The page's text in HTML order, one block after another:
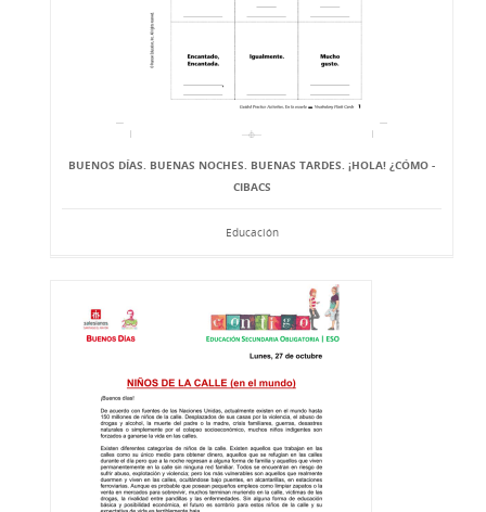
BUENOS DÍAS. BUENAS NOCHES. BUENAS TARDES. ¡HOLA! ¿CÓMO -
CIBACS
Educación